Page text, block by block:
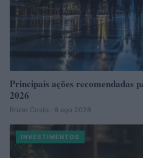
Principais ações recomendadas
2026
Bruno Costa · 6 ago 2026
INVESTIMENTOS